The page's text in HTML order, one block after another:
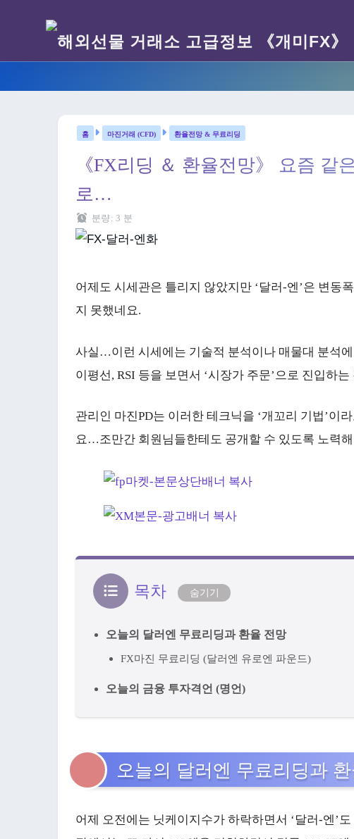
마진거래 (CFD) 환율전망 & 무료리딩
《FX리딩 ＆ 환율전망》 요즘 같
로…
분량: 3 분
어제도 시세관은 틀리지 않았지만 ‘달러-엔’은 변동
지 못했네요.
사실…이런 시세에는 기술적 분석이나 매물대 분석에
이평선, RSI 등을 보면서 ‘시장가 주문’으로 진입하
관리인 마진PD는 이러한 테크닉을 ‘개꼬리 기법’이
요…조만간 회원님들한테도 공개할 수 있도록 노력
목차 숨기기
오늘의 달러엔 무료리딩과 환율 전망
FX마진 무료리딩 (달러엔 유로엔 파운드)
오늘의 금융 투자격언 (명언)
오늘의 달러엔 무료리딩과
어제 오전에는 닛케이지수가 하락하면서 ‘달러-엔’